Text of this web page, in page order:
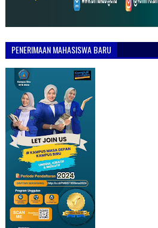
PENERIMAAN MAHASISWA BARU